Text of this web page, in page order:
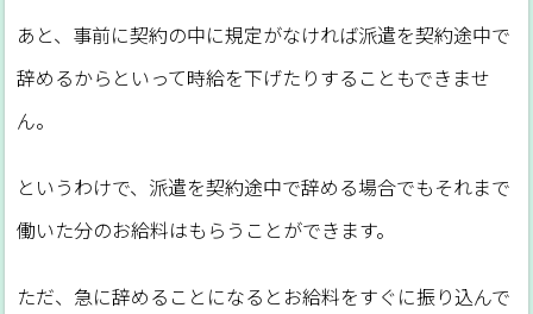
あと、事前に契約の中に規定がなければ派遣を契約途中で
辞めるからといって時給を下げたりすることもできませ
ん。
というわけで、派遣を契約途中で辞める場合でもそれまで
働いた分のお給料はもらうことができます。
ただ、急に辞めることになるとお給料をすぐに振り込んで